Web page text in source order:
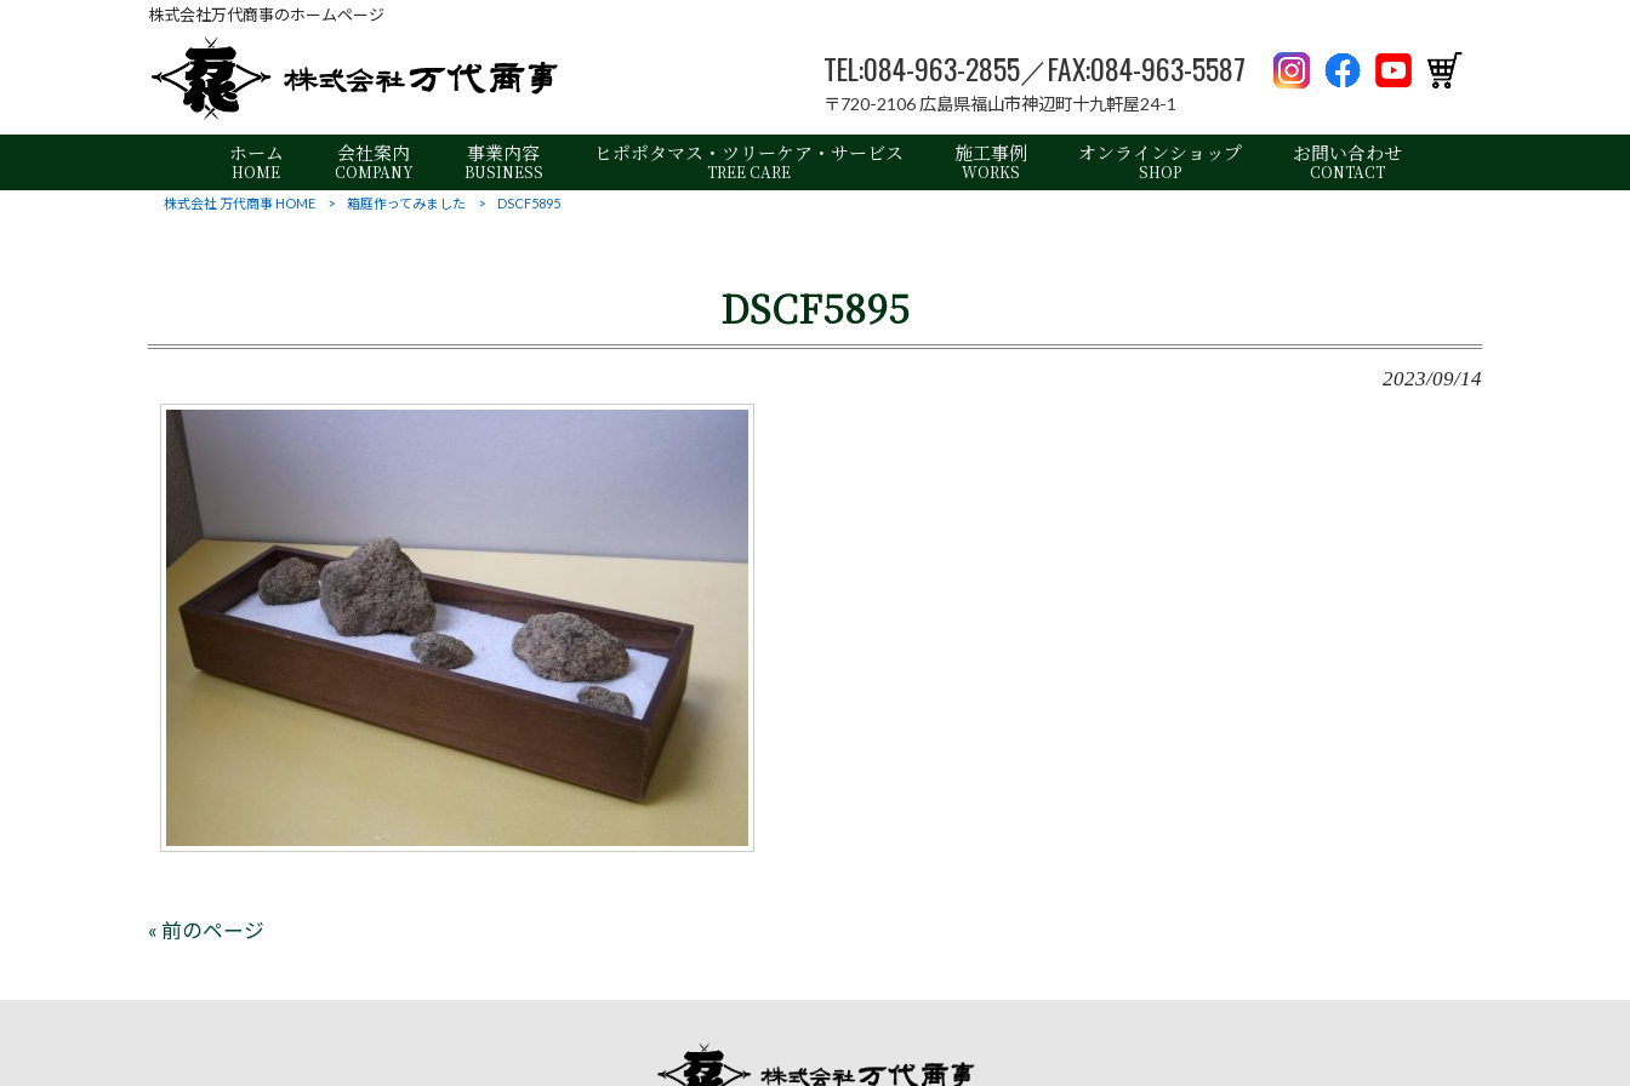
株式会社万代商事のホームページ
TEL:084-963-2855／FAX:084-963-5587
〒720-2106 広島県福山市神辺町十九軒屋24-1
ホーム
HOME
会社案内
COMPANY
事業内容
BUSINESS
ヒポポタマス・ツリーケア・サービス
TREE CARE
施工事例
WORKS
オンラインショップ
SHOP
お問い合わせ
CONTACT
株式会社 万代商事 HOME > 箱庭作ってみました > DSCF5895
DSCF5895
2023/09/14
« 前のページ